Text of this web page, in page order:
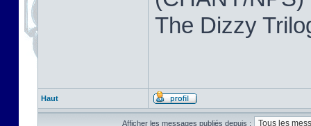
The Dizzy
Haut
Afficher les messages publiés depuis :